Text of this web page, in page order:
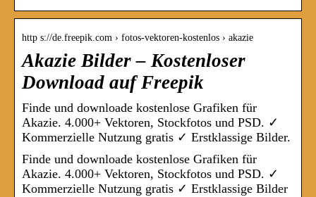
http s://de.freepik.com › fotos-vektoren-kostenlos › akazie
Akazie Bilder – Kostenloser
Download auf Freepik
Finde und downloade kostenlose Grafiken für
Akazie. 4.000+ Vektoren, Stockfotos und PSD. ✓
Kommerzielle Nutzung gratis ✓ Erstklassige Bilder.
Finde und downloade kostenlose Grafiken für
Akazie. 4.000+ Vektoren, Stockfotos und PSD. ✓
Kommerzielle Nutzung gratis ✓ Erstklassige Bilder